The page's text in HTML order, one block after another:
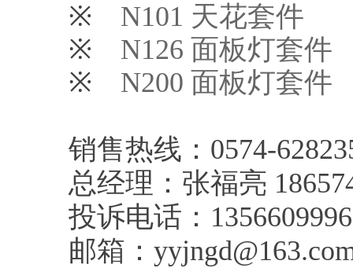
※ N101 天花套件
※ N126 面板灯套件
※ N200 面板灯套件
销售热线：0574-
总经理：张福亮
投诉电话：
邮箱：